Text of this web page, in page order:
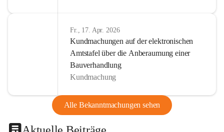
Fr., 17. Apr. 2026
Kundmachungen auf der elektronischen
Amtstafel über die Anberaumung einer
Bauverhandlung
Kundmachung
Alle Bekanntmachungen sehen